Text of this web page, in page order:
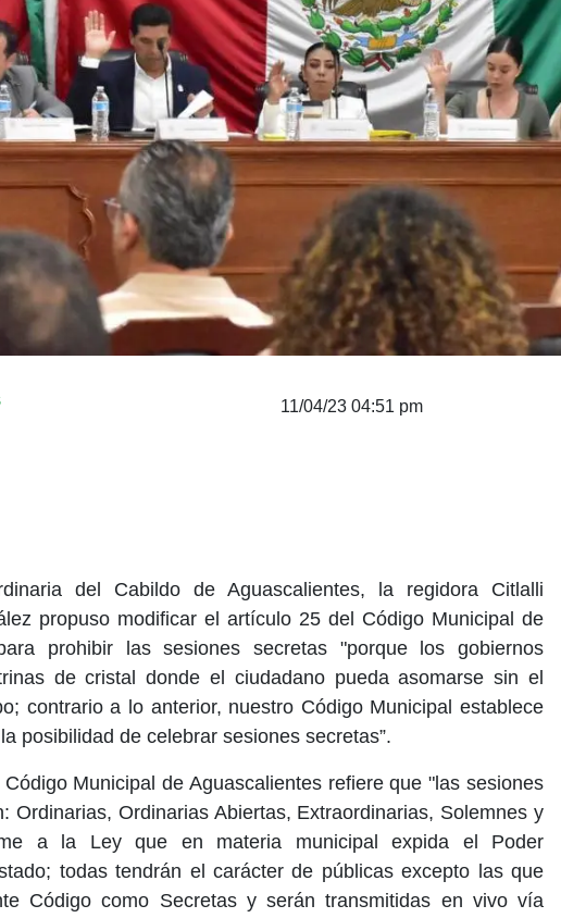
11/04/23 04:51 pm
del Cabildo de Aguascalientes, la regidora Citlalli
propuso modificar el artículo 25 del Código Municipal de
prohibir las sesiones secretas "porque los gobiernos
de cristal donde el ciudadano pueda asomarse sin el
contrario a lo anterior, nuestro Código Municipal establece
posibilidad de celebrar sesiones secretas”.
Municipal de Aguascalientes refiere que "las sesiones
Ordinarias, Ordinarias Abiertas, Extraordinarias, Solemnes y
a la Ley que en materia municipal expida el Poder
todas tendrán el carácter de públicas excepto las que
Código como Secretas y serán transmitidas en vivo vía